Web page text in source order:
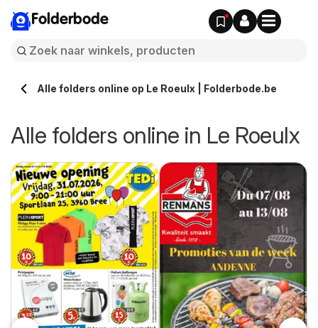
Folderbode
Alle folders online op Le Roeulx | Folderbode.be
Alle folders online in Le Roeulx